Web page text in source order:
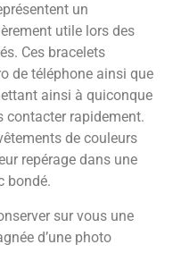
un
utile lors des
Ces bracelets
de téléphone ainsi que
ainsi à quiconque
contacter rapidement.
de couleurs
repérage dans une
bondé.
sur vous une
d’une photo